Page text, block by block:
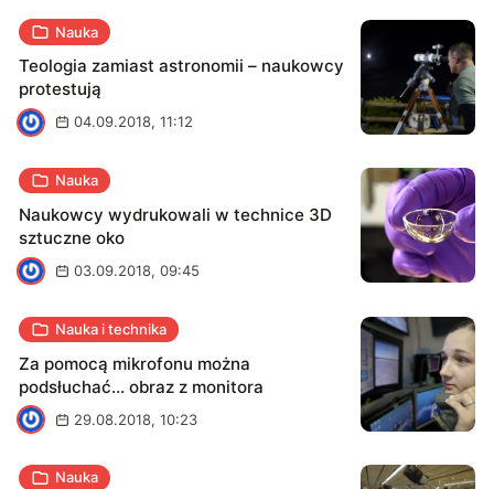
Nauka
Teologia zamiast astronomii – naukowcy
protestują
J
04.09.2018, 11:12
Nauka
Naukowcy wydrukowali w technice 3D
sztuczne oko
J
03.09.2018, 09:45
Nauka i technika
Za pomocą mikrofonu można
podsłuchać… obraz z monitora
J
29.08.2018, 10:23
Nauka